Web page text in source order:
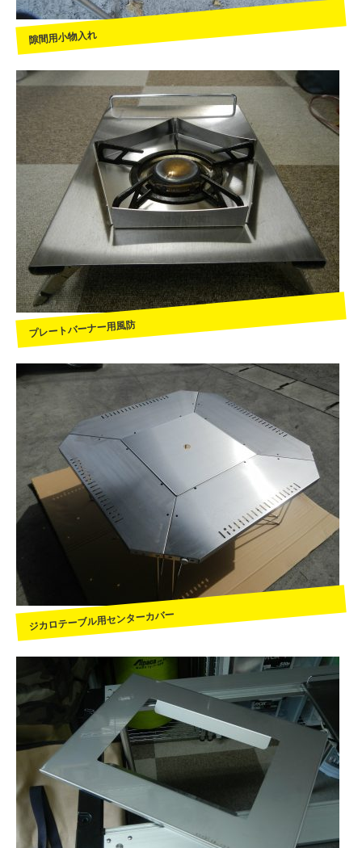
隙間用小物入れ
プレートバーナー用風防
ジカロテーブル用センターカバー